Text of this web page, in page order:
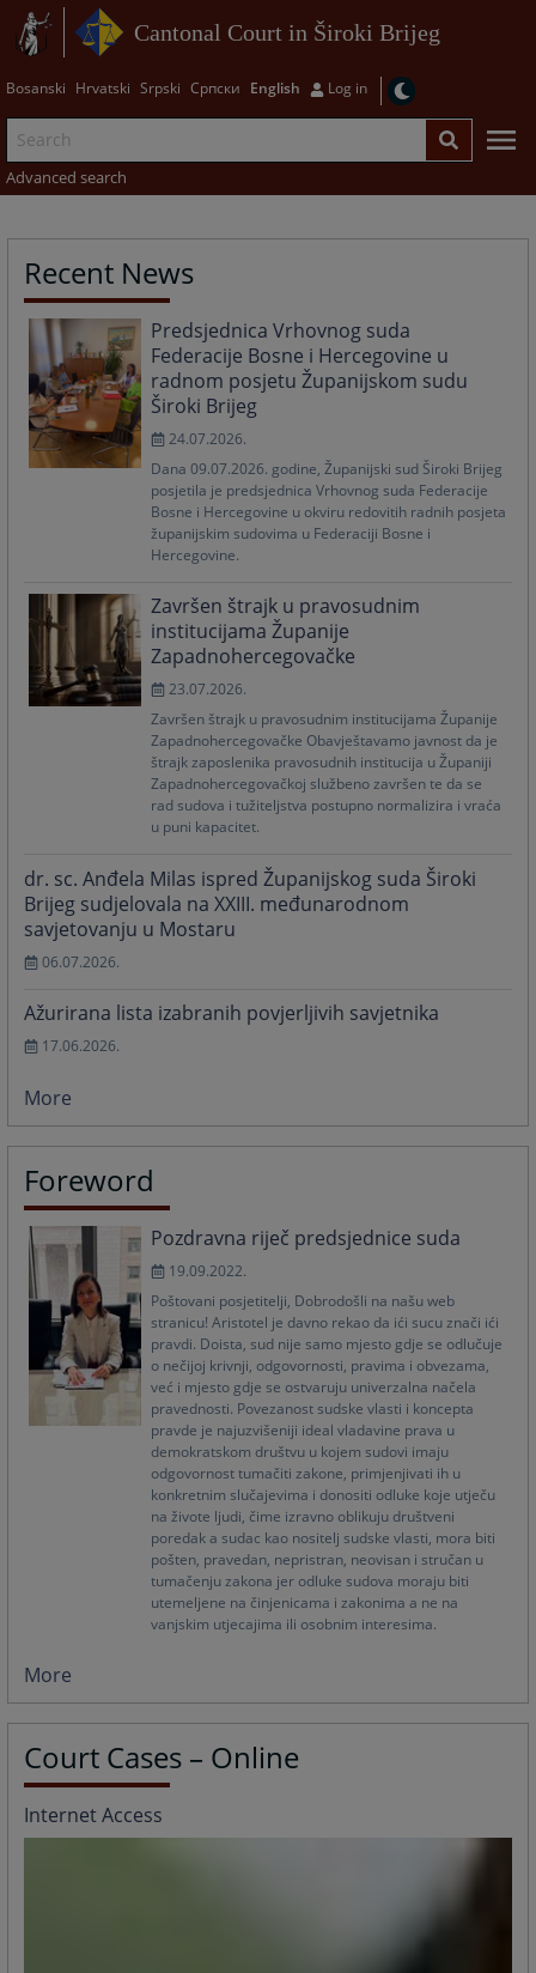
Cantonal Court in Široki Brijeg
Bosanski Hrvatski Srpski Српски English Log in
Advanced search
Recent News
Predsjednica Vrhovnog suda
Federacije Bosne i Hercegovine u
radnom posjetu Županijskom sudu
Široki Brijeg
24.07.2026.
Dana 09.07.2026. godine, Županijski sud Široki Brijeg
posjetila je predsjednica Vrhovnog suda Federacije
Bosne i Hercegovine u okviru redovitih radnih posjeta
županijskim sudovima u Federaciji Bosne i
Hercegovine.
Završen štrajk u pravosudnim
institucijama Županije
Zapadnohercegovačke
23.07.2026.
Završen štrajk u pravosudnim institucijama Županije
Zapadnohercegovačke Obavještavamo javnost da je
štrajk zaposlenika pravosudnih institucija u Županiji
Zapadnohercegovačkoj službeno završen te da se
rad sudova i tužiteljstva postupno normalizira i vraća
u puni kapacitet.
dr. sc. Anđela Milas ispred Županijskog suda Široki
Brijeg sudjelovala na XXIII. međunarodnom
savjetovanju u Mostaru
06.07.2026.
Ažurirana lista izabranih povjerljivih savjetnika
17.06.2026.
More
Foreword
Pozdravna riječ predsjednice suda
19.09.2022.
Poštovani posjetitelji, Dobrodošli na našu web
stranicu! Aristotel je davno rekao da ići sucu znači ići
pravdi. Doista, sud nije samo mjesto gdje se odlučuje
o nečijoj krivnji, odgovornosti, pravima i obvezama,
već i mjesto gdje se ostvaruju univerzalna načela
pravednosti. Povezanost sudske vlasti i koncepta
pravde je najuzvišeniji ideal vladavine prava u
demokratskom društvu u kojem sudovi imaju
odgovornost tumačiti zakone, primjenjivati ih u
konkretnim slučajevima i donositi odluke koje utječu
na živote ljudi, čime izravno oblikuju društveni
poredak a sudac kao nositelj sudske vlasti, mora biti
pošten, pravedan, nepristran, neovisan i stručan u
tumačenju zakona jer odluke sudova moraju biti
utemeljene na činjenicama i zakonima a ne na
vanjskim utjecajima ili osobnim interesima.
More
Court Cases – Online
Internet Access